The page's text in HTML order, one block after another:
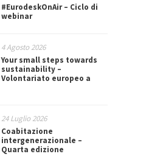
#EurodeskOnAir – Ciclo di
webinar
4 Agosto 2026
Your small steps towards
sustainability –
Volontariato europeo a
24 Luglio 2026
Coabitazione
intergenerazionale –
Quarta edizione